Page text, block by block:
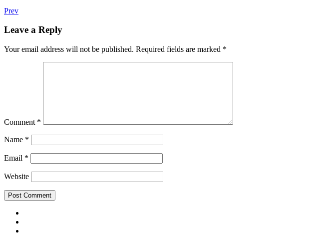
Post
navigation
PrevPost:
Orchestralin
Kattokruunun
Leave a Reply
Your email address will not be published. Required fields are marked *
Comment *
Name *
Email *
Website